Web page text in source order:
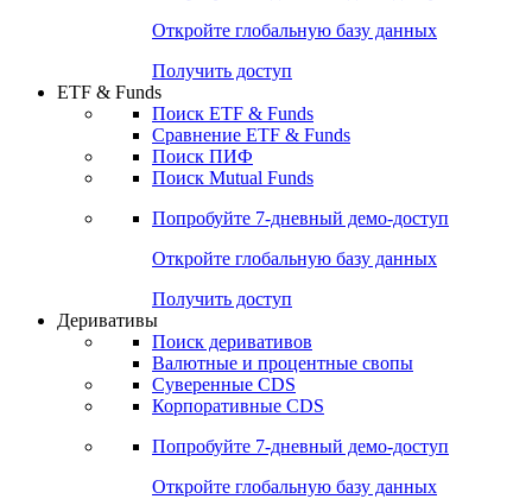
Поиск кредитов
Попробуйте7-дневный
Откройте глобальную базу данных
Получить доступ
ETF & Funds
Сравнение ETF & Funds
Поиск Mutual Funds
Попробуйте7-дневный
Откройте глобальную базу данных
Получить доступ
Деривативы
Валютные и процентные свопы
Корпоративные CDS